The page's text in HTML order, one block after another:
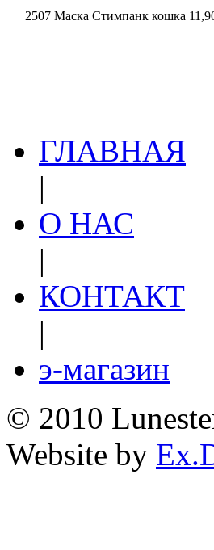
2507 Маска Стимпанк кошка
ГЛАВНАЯ
|
О НАС
|
КОНТАКТ
|
э-магазин
© 2010
Website by